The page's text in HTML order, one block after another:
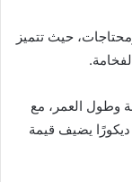
حيث تتميز
وطول العمر، مع
ديكورًا يضيف قيمة